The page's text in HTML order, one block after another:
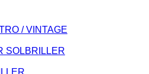
/ VINTAGE
SOLBRILLER